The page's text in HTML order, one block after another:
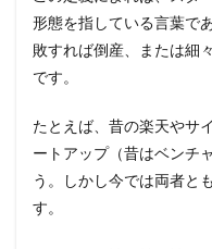
ス：
KPI（重
要指
標）の
違い
7
ート
アッ
形態を指している言葉で
敗すれば倒産、または細
です。
たとえば、昔の楽天やサ
ートアップ（昔はベンチ
う。しかし今では両者と
す。